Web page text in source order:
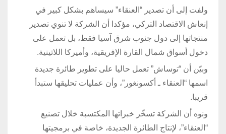
ولفت إلى أن تصدير “العنقاء” سيساهم بشكل كبير في
إنعاش الاقتصاد التركي، مؤكدا أن الشركة لا تنوي تصدير
منتجاتها إلى دول جنوب شرق آسيا فقط، بل تعمل على
دخول أسواق شمال القارة الإفريقية، وأميركا اللاتينية.
وبيّن أن “توساش” تعمل حاليا على تطوير طائرة جديدة
اسمها “العنقاء ـ أكسونغور”، وأن عمليات تحليقها ستبدأ
قريبا.
ونوه أن الشركة تسخّر خبراتها المكتسبة خلال تصنيع
“العنقاء”، لإنتاج الطائرة الجديدة، خاصة في برمجيتها